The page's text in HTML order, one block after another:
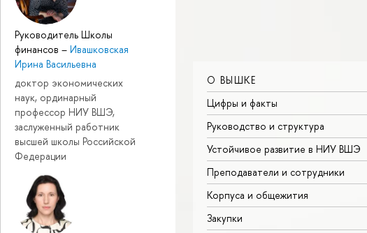
Руководитель Школы
финансов – Ивашковская
Ирина Васильевна
доктор экономических
наук, ординарный
профессор НИУ ВШЭ,
заслуженный работник
высшей школы Российской
Федерации
О ВЫШКЕ
Цифры и факты
Руководство и структура
Устойчивое развитие в НИУ ВШЭ
Преподаватели и сотрудники
Корпуса и общежития
Закупки